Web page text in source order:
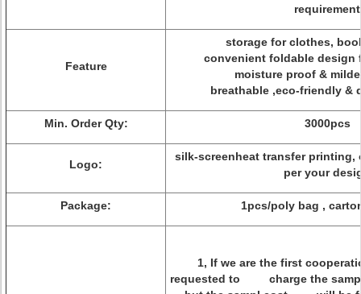
requirement
Feature
storage for clothes,
convenient foldable design
moisture proof &
breathable ,eco-friendly &
Min. Order Qty: 3000pcs
Logo:
silk-screenheat transfer printing,
per your
Package: 1pcs/poly bag ,
1, If we are the first
requested to charge the